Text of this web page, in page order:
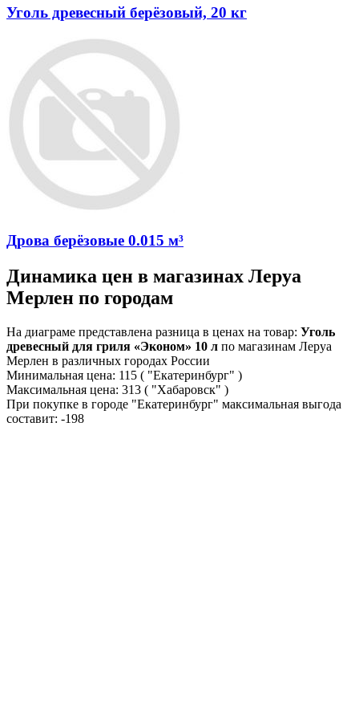
Уголь древесный берёзовый, 20 кг
Дрова берёзовые 0.015 м³
Динамика цен в магазинах Леруа
Мерлен по городам
На диаграме представлена разница в ценах на товар: Уголь
древесный для гриля «Эконом» 10 л по магазинам Леруа
Мерлен в различных городах России
Минимальная цена: 115 ( "Екатеринбург" )
Максимальная цена: 313 ( "Хабаровск" )
При покупке в городе "Екатеринбург" максимальная выгода
составит: -198